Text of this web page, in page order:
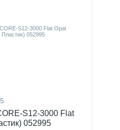
S12-3000 Flat
052995